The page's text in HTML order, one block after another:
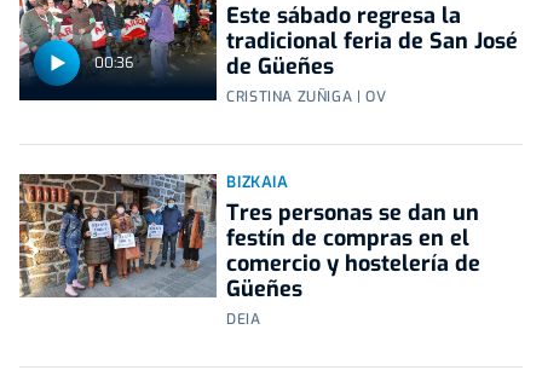
00:36
Este sábado regresa la
tradicional feria de San José
de Güeñes
CRISTINA ZUÑIGA | OV
BIZKAIA
Tres personas se dan un
festín de compras en el
comercio y hostelería de
Güeñes
DEIA